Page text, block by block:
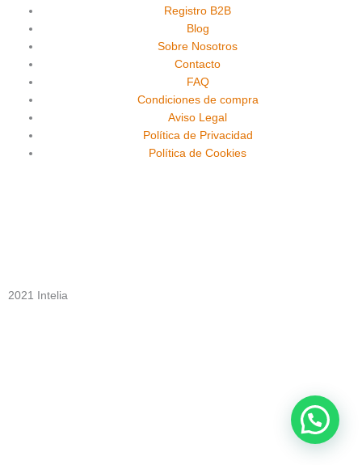
2021 Intelia
Registro B2B
Blog
Sobre Nosotros
Contacto
FAQ
Condiciones de compra
Aviso Legal
Política de Privacidad
Política de Cookies
e
b
o
o